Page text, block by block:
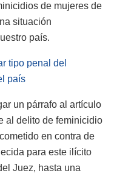
de mujeres de
situación
país.
tipo penal del
país
un párrafo al artículo
al delito de feminicidio
en contra de
para este ilícito
Juez, hasta una